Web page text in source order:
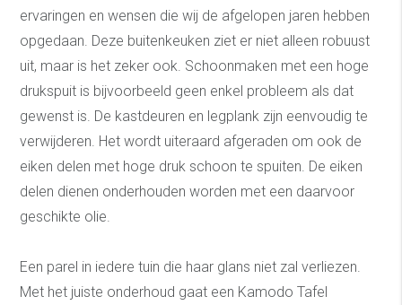
ervaringen en wensen die wij de afgelopen jaren hebben
opgedaan. Deze buitenkeuken ziet er niet alleen robuust
uit, maar is het zeker ook. Schoonmaken met een hoge
drukspuit is bijvoorbeeld geen enkel probleem als dat
gewenst is. De kastdeuren en legplank zijn eenvoudig te
verwijderen. Het wordt uiteraard afgeraden om ook de
eiken delen met hoge druk schoon te spuiten. De eiken
delen dienen onderhouden worden met een daarvoor
geschikte olie.
Een parel in iedere tuin die haar glans niet zal verliezen.
Met het juiste onderhoud gaat een Kamodo Tafel